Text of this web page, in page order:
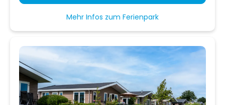
Mehr Infos zum Ferienpark